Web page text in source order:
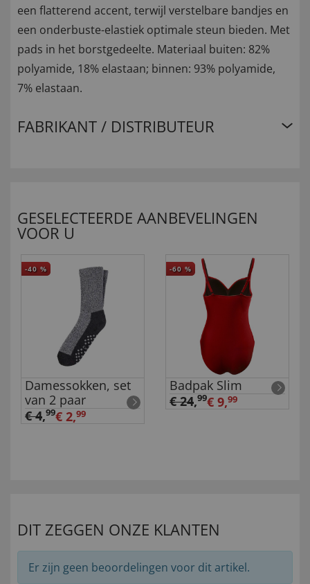
een flatterend accent, terwijl verstelbare bandjes en
een onderbuste-elastiek optimale steun bieden. Met
pads in het borstgedeelte. Materiaal buiten: 82%
polyamide, 18% elastaan; binnen: 93% polyamide,
7% elastaan.
FABRIKANT / DISTRIBUTEUR
GESELECTEERDE AANBEVELINGEN
VOOR U
-40 %
Damessokken, set
van 2 paar
€ 4,99€ 2,99
-60 %
Badpak Slim
€ 24,99€ 9,99
DIT ZEGGEN ONZE KLANTEN
Er zijn geen beoordelingen voor dit artikel.